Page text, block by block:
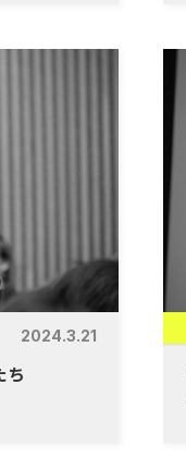
2024.3.21
ち